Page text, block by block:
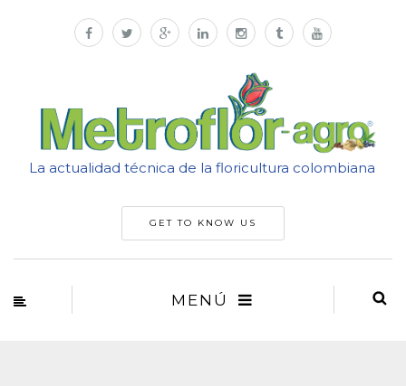
La actualidad técnica de la floricultura colombiana
GET TO KNOW US
MENÚ